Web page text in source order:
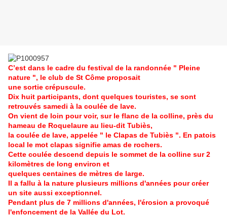
C’est dans le cadre du festival de la randonnée " Pleine
nature ", le club de St Côme proposait
une sortie crépuscule.
Dix huit participants, dont quelques touristes, se sont
retrouvés samedi à la coulée de lave.
On vient de loin pour voir, sur le flanc de la colline, près du
hameau de Roquelaure au lieu-dit Tubiès,
la coulée de lave, appelée " le Clapas de Tubiès ". En patois
local le mot clapas signifie amas de rochers.
Cette coulée descend depuis le sommet de la colline sur 2
kilomètres de long environ et
quelques centaines de mètres de large.
Il a fallu à la nature plusieurs millions d'années pour créer
un site aussi exceptionnel.
Pendant plus de 7 millions d'années, l'érosion a provoqué
l'enfoncement de la Vallée du Lot.